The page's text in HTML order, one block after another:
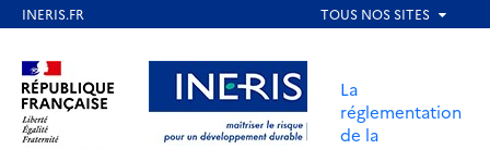
contenu
principal
Aller au contenu Aller au menu
Aller au pied de page
La
réglementation
de la